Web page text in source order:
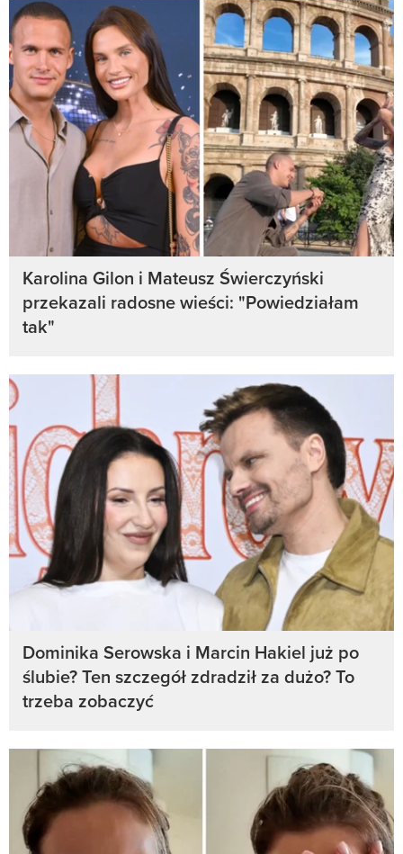
Karolina Gilon i Mateusz Świerczyński
przekazali radosne wieści: "Powiedziałam
tak"
Dominika Serowska i Marcin Hakiel już po
ślubie? Ten szczegół zdradził za dużo? To
trzeba zobaczyć